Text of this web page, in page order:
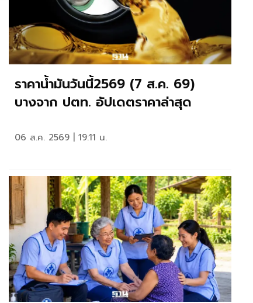
ราคาน้ำมันวันนี้2569 (7 ส.ค. 69)
บางจาก ปตท. อัปเดตราคาล่าสุด
06 ส.ค. 2569 | 19:11 น.